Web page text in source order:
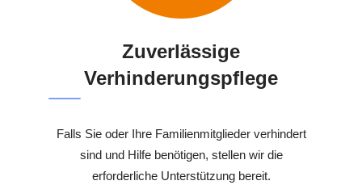
Zuverlässige
Verhinderungspflege
Falls Sie oder Ihre Familienmitglieder verhindert
sind und Hilfe benötigen, stellen wir die
erforderliche Unterstützung bereit.